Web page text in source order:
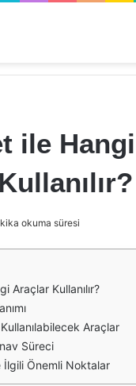
ile Hangi
okuma süresi
Araçlar Kullanılır?
Araçlar
Süreci
İlgili Önemli Noktalar